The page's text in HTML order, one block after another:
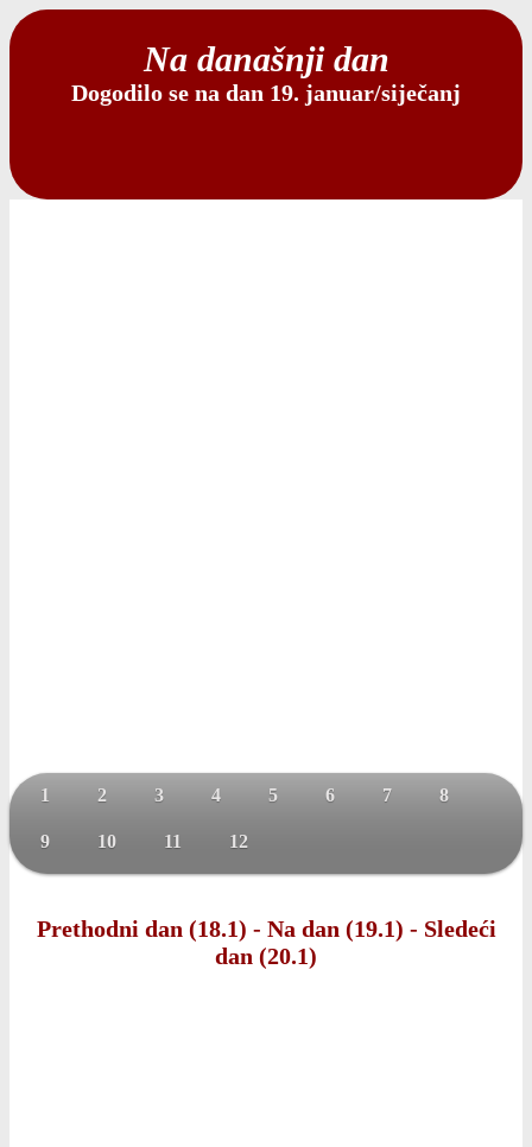
Na današnji dan
Dogodilo se na dan 19. januar/siječanj
1 2 3 4 5 6 7 8
9 10 11 12
Prethodni dan (18.1) - Na dan (19.1) - Sledeći
dan (20.1)